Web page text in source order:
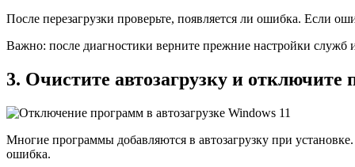
После перезагрузки проверьте, появляется ли ошибка. Если
Важно: после диагностики верните прежние настройки служб
3. Очистите автозагрузку и
Многие программы добавляются в автозагрузку при
ошибка.